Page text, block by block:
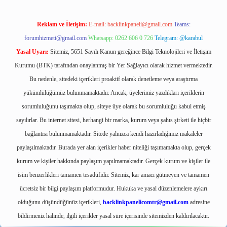
Reklam ve İletişim: E-mail: backlinkpaneli@gmail.com Teams:
forumhizmeti@gmail.com Whatsapp: 0262 606 0 726 Telegram: @karabul
Yasal Uyarı: Sitemiz, 5651 Sayılı Kanun gereğince Bilgi Teknolojileri ve İletişim
Kurumu (BTK) tarafından onaylanmış bir Yer Sağlayıcı olarak hizmet vermektedir.
Bu nedenle, sitedeki içerikleri proaktif olarak denetleme veya araştırma
yükümlülüğümüz bulunmamaktadır. Ancak, üyelerimiz yazdıkları içeriklerin
sorumluluğunu taşımakta olup, siteye üye olarak bu sorumluluğu kabul etmiş
sayılırlar. Bu internet sitesi, herhangi bir marka, kurum veya şahıs şirketi ile hiçbir
bağlantısı bulunmamaktadır. Sitede yalnızca kendi hazırladığımız makaleler
paylaşılmaktadır. Burada yer alan içerikler haber niteliği taşımamakta olup, gerçek
kurum ve kişiler hakkında paylaşım yapılmamaktadır. Gerçek kurum ve kişiler ile
isim benzerlikleri tamamen tesadüfidir. Sitemiz, kar amacı gütmeyen ve tamamen
ücretsiz bir bilgi paylaşım platformudur. Hukuka ve yasal düzenlemelere aykırı
olduğunu düşündüğünüz içerikleri, backlinkpanelicomtr@gmail.comadresine
bildirmeniz halinde, ilgili içerikler yasal süre içerisinde sitemizden kaldırılacaktır.